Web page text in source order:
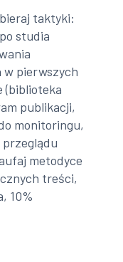
taktyki:
studia
w pierwszych
(biblioteka
publikacji,
monitoringu,
metodyce
treści,
10%